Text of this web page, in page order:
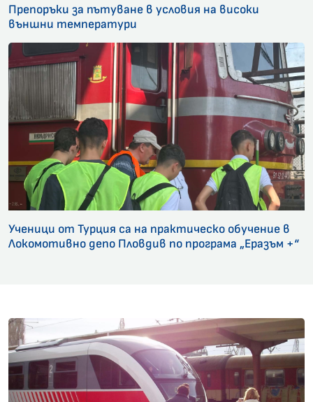
Препоръки за пътуване в условия на високи
външни температури
Ученици от Турция са на практическо обучение в
Локомотивно депо Пловдив по програма „Еразъм +“